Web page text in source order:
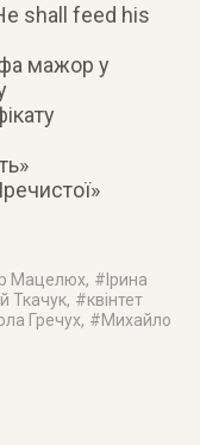
shall feed his
мажор у
Мацелюх, #Ірина
Ткачук, #квінтет
Гречух, #Михайло